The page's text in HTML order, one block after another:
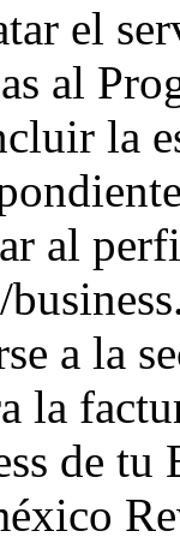
el
al
la
al
a la
la
de tu